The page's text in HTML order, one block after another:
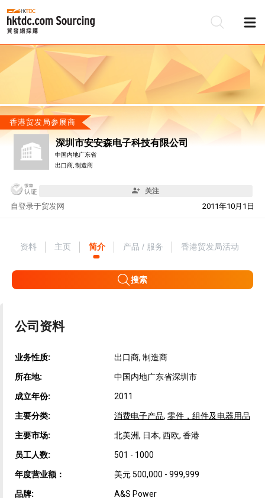
香港贸发局参展商
深圳市安安森电子科技有限公司
中国内地广东省
出口商, 制造商
关注
自 2011年10月1日
登录于贸发网
资料 主页 简介 产品 / 服务 香港贸发局活动
搜索
公司资料
业务性质: 出口商, 制造商
所在地: 中国内地广东省深圳市
成立年份: 2011
主要分类: 消费电子产品, 零件，组件及电器用品
主要市场: 北美洲, 日本, 西欧, 香港
员工人数: 501 - 1000
年度营业额： 美元 500,000 - 999,999
品牌: A&S Power